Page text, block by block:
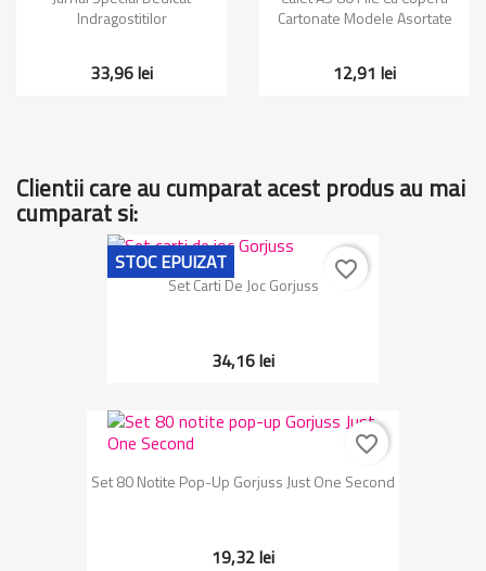
Indragostitilor
33,96 lei
Cartonate Modele Asortate
12,91 lei
Clientii care au cumparat acest produs au mai
cumparat si:
Set Carti De Joc Gorjuss
34,16 lei
STOC EPUIZAT favorite_border
Set 80 Notite Pop-Up Gorjuss Just One Second
19,32 lei
favorite_border